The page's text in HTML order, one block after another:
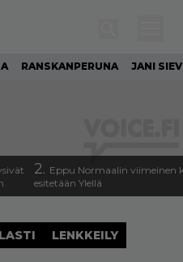
RANSKANPERUNA JANI
2. Eppu Normaalin viimeinen
esitetään Ylellä
LENKKEILY